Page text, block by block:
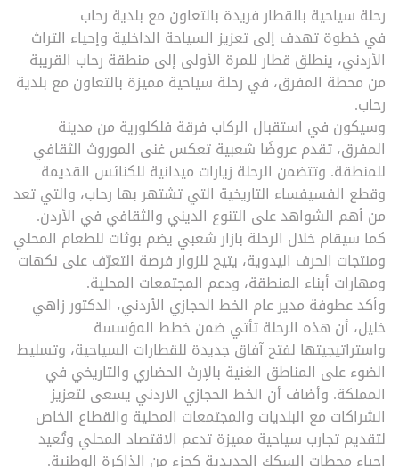
رحلة سياحية بالقطار فريدة بالتعاون مع بلدية رحاب
في خطوة تهدف إلى تعزيز السياحة الداخلية وإحياء التراث
الأردني، ينطلق قطار للمرة الأولى إلى منطقة رحاب القريبة
من محطة المفرق، في رحلة سياحية مميزة بالتعاون مع بلدية
رحاب.
وسيكون في استقبال الركاب فرقة فلكلورية من مدينة
المفرق، تقدم عروضًا شعبية تعكس غنى الموروث الثقافي
للمنطقة. وتتضمن الرحلة زيارات ميدانية للكنائس القديمة
وقطع الفسيفساء التاريخية التي تشتهر بها رحاب، والتي تعد
من أهم الشواهد على التنوع الديني والثقافي في الأردن.
كما سيقام خلال الرحلة بازار شعبي يضم بوثات للطعام المحلي
ومنتجات الحرف اليدوية، يتيح للزوار فرصة التعرّف على نكهات
ومهارات أبناء المنطقة، ودعم المجتمعات المحلية.
وأكد عطوفة مدير عام الخط الحجازي الأردني، الدكتور زاهي
خليل، أن هذه الرحلة تأتي ضمن خطط المؤسسة
واستراتيجيتها لفتح آفاق جديدة للقطارات السياحية، وتسليط
الضوء على المناطق الغنية بالإرث الحضاري والتاريخي في
المملكة. وأضاف أن الخط الحجازي الاردني يسعى لتعزيز
الشراكات مع البلديات والمجتمعات المحلية والقطاع الخاص
لتقديم تجارب سياحية مميزة تدعم الاقتصاد المحلي وتُعيد
إحياء محطات السكك الحديدية كجزء من الذاكرة الوطنية.